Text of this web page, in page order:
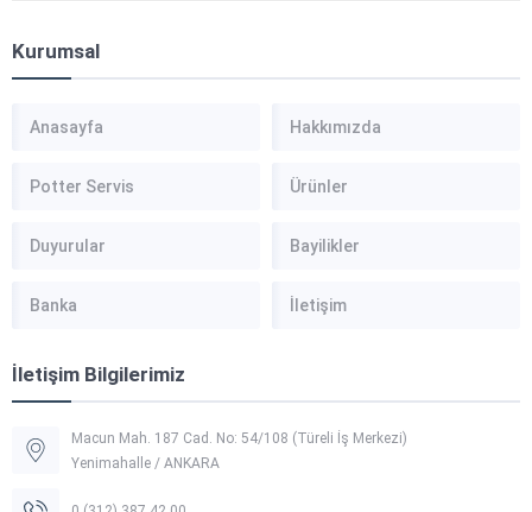
Kurumsal
Anasayfa Hakkımızda
Potter Servis Ürünler
Duyurular Bayilikler
Banka İletişim
İletişim Bilgilerimiz
Macun Mah. 187 Cad. No: 54/108 (Türeli İş Merkezi)
Yenimahalle / ANKARA